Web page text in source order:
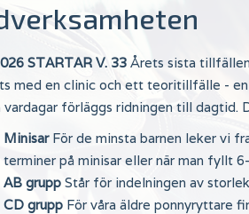
STARTAR V. 33 Årets sista
med en clinic och ett teoritillfälle -
vardagar förläggs ridningen till dagtid.
MinisarFör de minsta barnen leker vi
terminer på minisar eller när man fyllt
AB grupp Står för indelningen av
CD grupp För våra äldre ponnyryttare